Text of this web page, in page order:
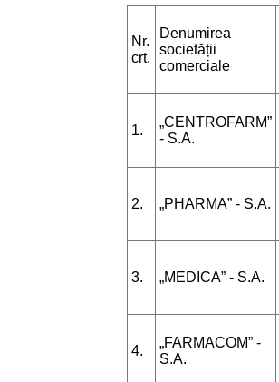
Nr.
crt.
Denumirea
societății
comerciale
1.
„CENTROFARM”
- S.A.
2. „PHARMA” - S.A.
3. „MEDICA” - S.A.
4.
„FARMACOM” -
S.A.